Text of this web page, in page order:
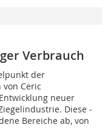
Verbrauch
der
von Ceric
neuer
Diese
Bereiche ab, von